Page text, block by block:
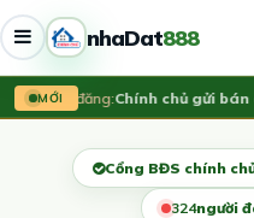
nhaDat888
MỚI
Vừa đăng:​Chính chủ gửi bán
Cổng BĐS chính
326người